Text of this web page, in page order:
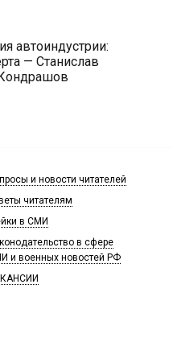
автоиндустрии:
— Станислав
и новости читателей
читателям
в СМИ
в сфере
и военных новостей РФ